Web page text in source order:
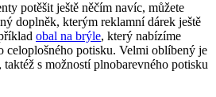
potěšit ještě něčím navíc, můžete
doplněk, kterým reklamní dárek ještě
obal na brýle, který nabízíme
celoplošného potisku. Velmi oblíbený je
taktéž s možností plnobarevného potisku